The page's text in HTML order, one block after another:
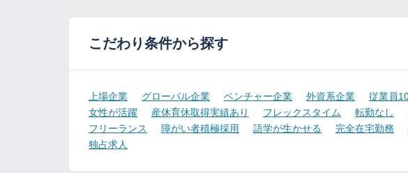
こだわり条件から探す
上場企業 グローバル企業 ベンチャー企業 外資系企業 従業員
女性が活躍
産休育休取得実績あり フレックスタイム 転勤なし
フリーランス
障がい者積極採用 語学が生かせる 完全在宅勤務
独占求人